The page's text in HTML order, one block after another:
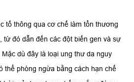
tố thông qua cơ chế làm tổn thương
từ đó dẫn đến các đột biến gen và sự
dù đây là loại ung thư da nguy
thể phòng ngừa bằng cách hạn chế